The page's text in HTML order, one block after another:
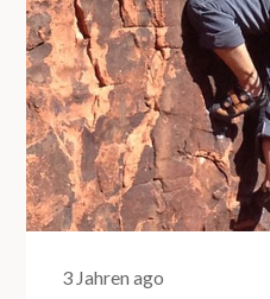
3 Jahren ago